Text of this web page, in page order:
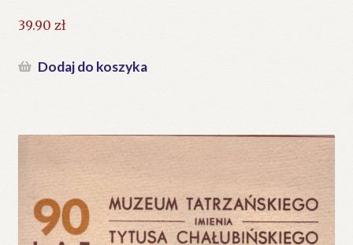
39.90 zł
Dodaj do koszyka